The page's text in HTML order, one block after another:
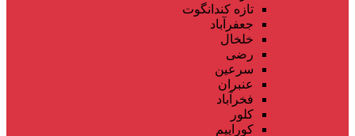
تازه کندانگوت
جعفرآباد
خلخال
رضی
سرعین
عنبران
فخرآباد
کلور
کوراییم